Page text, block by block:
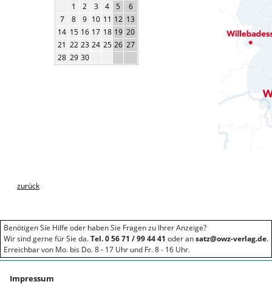
1
2 3 4 5
6
7
8 9 10 11 12 13
14 15 16 17 18 19 20
21 22 23 24 25 26 27
28 29 30
zurück
Benötigen Sie Hilfe oder haben Sie Fragen zu Ihrer Anzeige?
Wir sind gerne für Sie da.Tel. 0 56 71 / 99 44 41 oder ansatz@owz-verlag.de.
Erreichbar von Mo. bis Do. 8 - 17 Uhr und Fr. 8 - 16 Uhr.
Impressum